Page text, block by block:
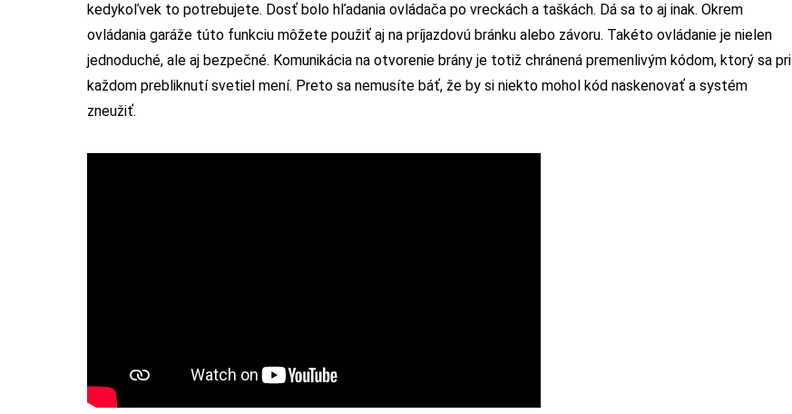
kedykoľvek to potrebujete. Dosť bolo hľadania ovládača po vreckách a taškách. Dá sa to aj inak. Okrem
ovládania garáže túto funkciu môžete použiť aj na príjazdovú bránku alebo závoru. Takéto ovládanie je nielen
jednoduché, ale aj bezpečné. Komunikácia na otvorenie brány je totiž chránená premenlivým kódom, ktorý sa pri
každom prebliknutí svetiel mení. Preto sa nemusíte báť, že by si niekto mohol kód naskenovať a systém
zneužiť.